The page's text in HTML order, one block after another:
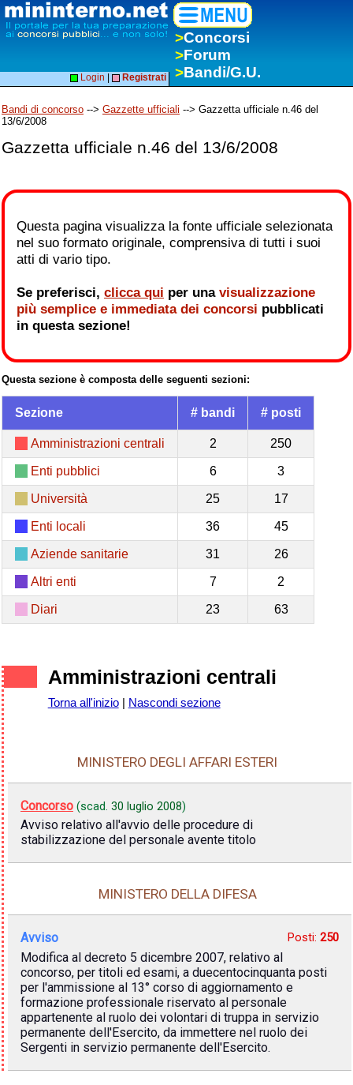
>Concorsi
>Forum
>Bandi/G.U.
Login Registrati
Bandi di concorso --> Gazzette ufficiali --> Gazzetta ufficiale n.46 del
13/6/2008
Gazzetta ufficiale n.46 del 13/6/2008
Questa pagina visualizza la fonte ufficiale selezionata
nel suo formato originale, comprensiva di tutti i suoi
atti di vario tipo.
Se preferisci, clicca qui per una visualizzazione
più semplice e immediata dei concorsi pubblicati
in questa sezione!
Questa sezione è composta delle seguenti sezioni:
Sezione # bandi # posti
Amministrazioni centrali 2 250
Enti pubblici 6 3
Università 25 17
Enti locali 36 45
Aziende sanitarie 31 26
Altri enti 7 2
Diari 23 63
Amministrazioni centrali
Torna all'inizio| Nascondi sezione
MINISTERO DEGLI AFFARI ESTERI
Concorso (scad. 30 luglio 2008)
Avviso relativo all'avvio delle procedure di
stabilizzazione del personale avente titolo
MINISTERO DELLA DIFESA
Avviso Posti: 250
Modifica al decreto 5 dicembre 2007, relativo al
concorso, per titoli ed esami, a duecentocinquanta posti
per l'ammissione al 13° corso di aggiornamento e
formazione professionale riservato al personale
appartenente al ruolo dei volontari di truppa in servizio
permanente dell'Esercito, da immettere nel ruolo dei
Sergenti in servizio permanente dell'Esercito.